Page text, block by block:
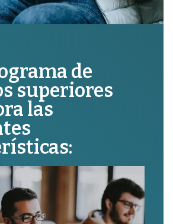
de
superiores
las